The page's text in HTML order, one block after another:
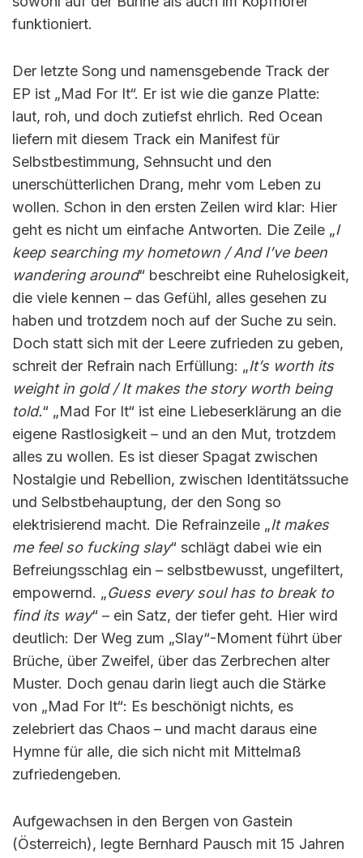
funktioniert.
Der letzte Song und namensgebende Track der
EP ist „Mad For It“. Er ist wie die ganze Platte:
laut, roh, und doch zutiefst ehrlich. Red Ocean
liefern mit diesem Track ein Manifest für
Selbstbestimmung, Sehnsucht und den
unerschütterlichen Drang, mehr vom Leben zu
wollen. Schon in den ersten Zeilen wird klar: Hier
geht es nicht um einfache Antworten. Die Zeile „I
keep searching my hometown / And I’ve been
wandering around“ beschreibt eine Ruhelosigkeit,
die viele kennen – das Gefühl, alles gesehen zu
haben und trotzdem noch auf der Suche zu sein.
Doch statt sich mit der Leere zufrieden zu geben,
schreit der Refrain nach Erfüllung: „It’s worth its
weight in gold / It makes the story worth being
told.“ „Mad For It“ ist eine Liebeserklärung an die
eigene Rastlosigkeit – und an den Mut, trotzdem
alles zu wollen. Es ist dieser Spagat zwischen
Nostalgie und Rebellion, zwischen Identitätssuche
und Selbstbehauptung, der den Song so
elektrisierend macht. Die Refrainzeile „It makes
me feel so fucking slay“ schlägt dabei wie ein
Befreiungsschlag ein – selbstbewusst, ungefiltert,
empowernd. „Guess every soul has to break to
find its way“ – ein Satz, der tiefer geht. Hier wird
deutlich: Der Weg zum „Slay“-Moment führt über
Brüche, über Zweifel, über das Zerbrechen alter
Muster. Doch genau darin liegt auch die Stärke
von „Mad For It“: Es beschönigt nichts, es
zelebriert das Chaos – und macht daraus eine
Hymne für alle, die sich nicht mit Mittelmaß
zufriedengeben.
Aufgewachsen in den Bergen von Gastein
(Österreich), legte Bernhard Pausch mit 15 Jahren